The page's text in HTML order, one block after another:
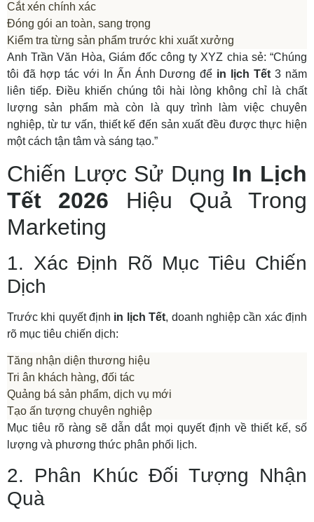
Cắt xén chính xác
Đóng gói an toàn, sang trọng
Kiểm tra từng sản phẩm trước khi xuất xưởng
Anh Trần Văn Hòa, Giám đốc công ty XYZ chia sẻ: “Chúng
tôi đã hợp tác với In Ấn Ánh Dương để in lịch Tết 3 năm
liên tiếp. Điều khiến chúng tôi hài lòng không chỉ là chất
lượng sản phẩm mà còn là quy trình làm việc chuyên
nghiệp, từ tư vấn, thiết kế đến sản xuất đều được thực hiện
một cách tận tâm và sáng tạo.”
Chiến Lược Sử Dụng In Lịch
Tết 2026 Hiệu Quả Trong
Marketing
1. Xác Định Rõ Mục Tiêu Chiến
Dịch
Trước khi quyết định in lịch Tết, doanh nghiệp cần xác định
rõ mục tiêu chiến dịch:
Tăng nhận diện thương hiệu
Tri ân khách hàng, đối tác
Quảng bá sản phẩm, dịch vụ mới
Tạo ấn tượng chuyên nghiệp
Mục tiêu rõ ràng sẽ dẫn dắt mọi quyết định về thiết kế, số
lượng và phương thức phân phối lịch.
2. Phân Khúc Đối Tượng Nhận
Quà